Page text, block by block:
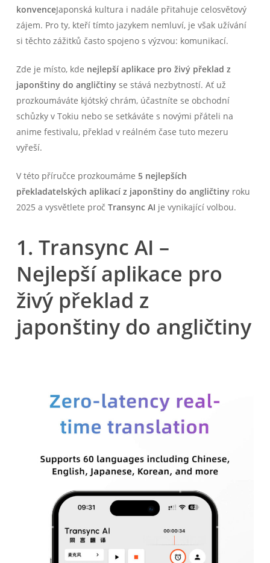
konvenceJaponská kultura i nadále přitahuje celosvětový
zájem. Pro ty, kteří tímto jazykem nemluví, je však užívání
si těchto zážitků často spojeno s výzvou: komunikací.
Zde je místo, kde nejlepší aplikace pro živý překlad z
japonštiny do angličtinyse stává nezbytností. Ať už
prozkoumáváte kjótský chrám, účastníte se obchodní
schůzky v Tokiu nebo se setkáváte s novými přáteli na
anime festivalu, překlad v reálném čase tuto mezeru
vyřeší.
V této příručce prozkoumáme 5 nejlepších
překladatelských aplikací z japonštiny do angličtinyroku
2025 a vysvětlete proč Transync AI je vynikající volbou.
1. Transync AI –
Nejlepší aplikace pro
živý překlad z
japonštiny do angličtiny